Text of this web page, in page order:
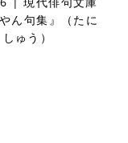
ん句集』（たに
ゅう）